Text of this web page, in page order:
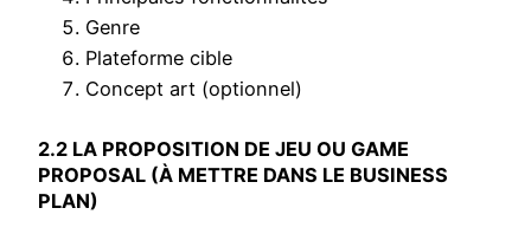
Genre
Plateforme cible
Concept art (optionnel)
2.2 LA PROPOSITION DE JEU OU GAME
PROPOSAL (À METTRE DANS LE BUSINESS
PLAN)